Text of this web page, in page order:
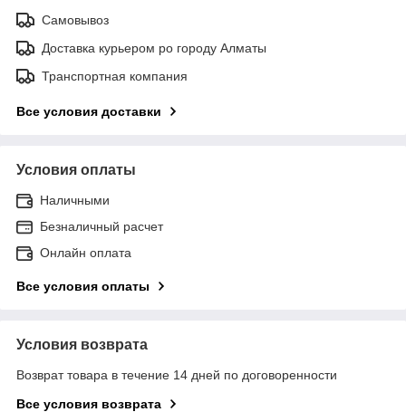
Самовывоз
Доставка курьером ро городу Алматы
Транспортная компания
Все условия доставки
Условия оплаты
Наличными
Безналичный расчет
Онлайн оплата
Все условия оплаты
Условия возврата
Возврат товара в течение 14 дней по договоренности
Все условия возврата